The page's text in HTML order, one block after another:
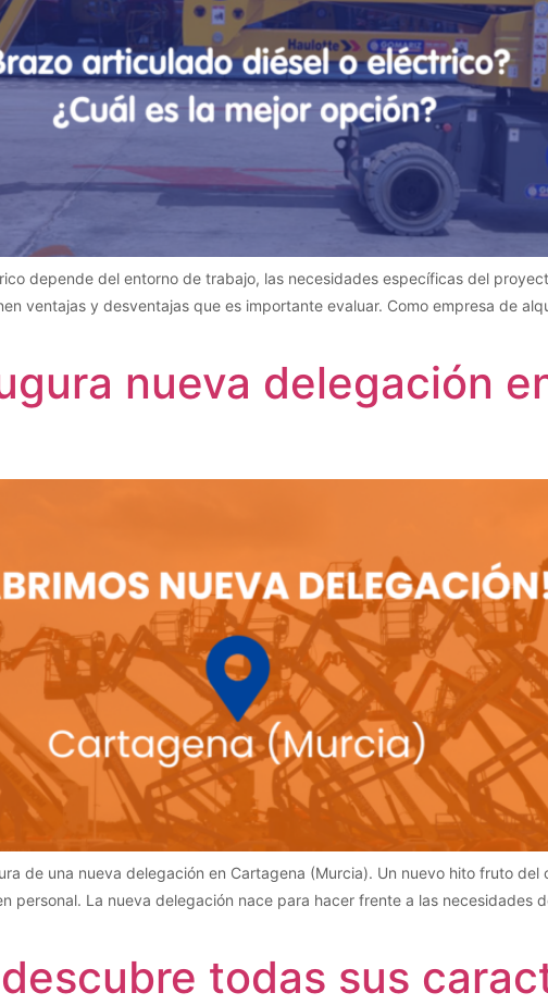
depende del entorno de trabajo, las necesidades específicas del
ventajas y desventajas que es importante evaluar. Como empresa de
nueva delegación
de una nueva delegación en Cartagena (Murcia). Un nuevo hito fruto
personal. La nueva delegación nace para hacer frente a las necesidades
todas sus